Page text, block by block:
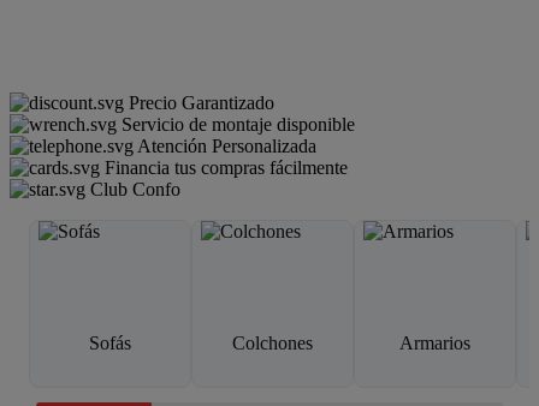
Precio Garantizado
Servicio de montaje disponible
Atención Personalizada
Financia tus compras fácilmente
Club Confo
Sofás Colchones Armarios